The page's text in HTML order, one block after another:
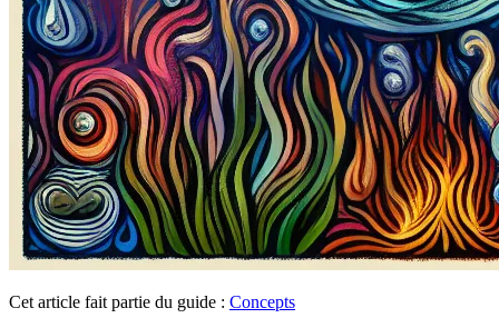
Cet article fait partie du guide : Concepts